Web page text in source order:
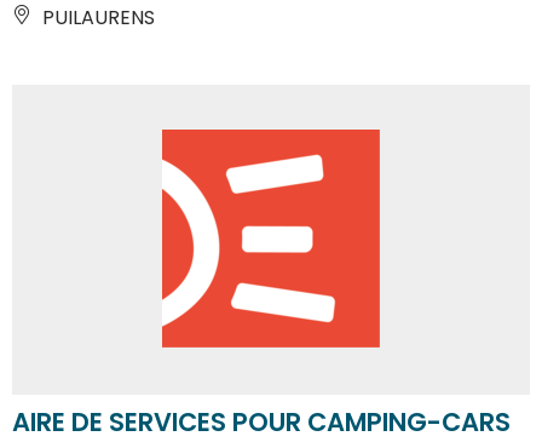
PUILAURENS
AIRE DE SERVICES POUR CAMPING-CARS